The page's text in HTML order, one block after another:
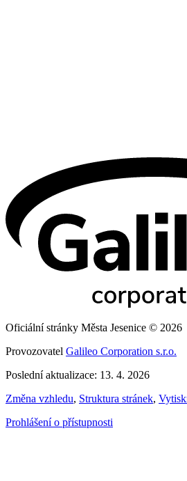
Oficiální stránky Města Jesenice © 2026
Provozovatel Galileo Corporation s.r.o.
Poslední aktualizace: 13. 4. 2026
Změna vzhledu, Struktura stránek,
Prohlášení o přístupnosti